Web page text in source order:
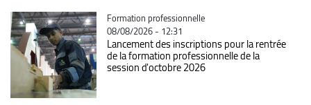
Catégorie
Formation professionnelle
08/08/2026 - 12:31
Lancement des inscriptions pour la rentrée
de la formation professionnelle de la
session d'octobre 2026